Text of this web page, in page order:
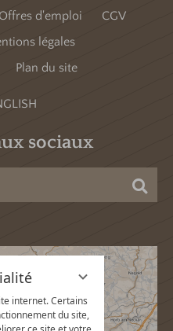
internet. Certains
du site,
Offres d'emploi
CGV
légales
Plan du site
sociaux